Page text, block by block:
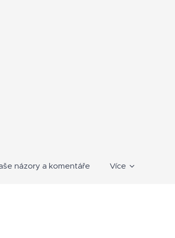
názory a komentáře Více